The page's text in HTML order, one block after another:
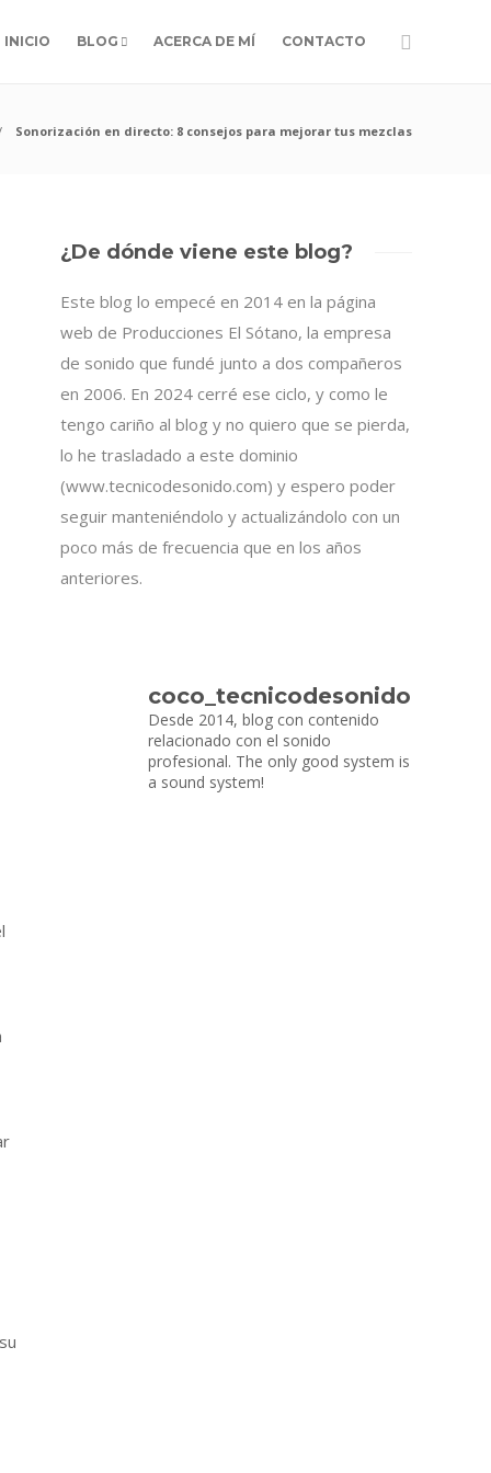
INICIO BLOG ACERCA DE MÍ CONTACTO
Sonorización en directo: 8 consejos para mejorar tus mezclas
¿De dónde viene este blog?
Este blog lo empecé en 2014 en la página
web de Producciones El Sótano, la empresa
de sonido que fundé junto a dos compañeros
en 2006. En 2024 cerré ese ciclo, y como le
tengo cariño al blog y no quiero que se pierda,
lo he trasladado a este dominio
(www.tecnicodesonido.com) y espero poder
seguir manteniéndolo y actualizándolo con un
poco más de frecuencia que en los años
anteriores.
coco_tecnicodesonido
Desde 2014, blog con contenido
relacionado con el sonido
profesional. The only good system is
a sound system!